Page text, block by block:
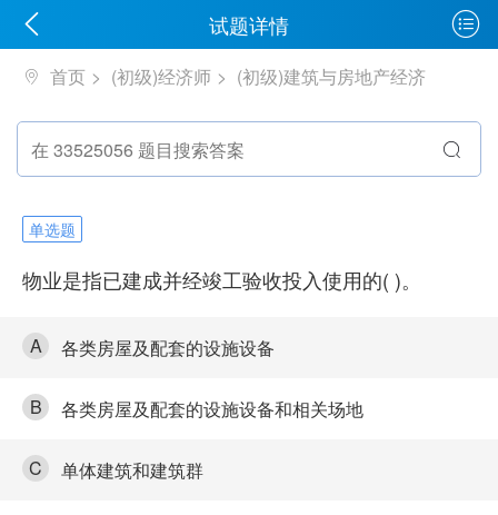
试题详情
首页 (初级)经济师 (初级)建筑与房地产经济
单选题
物业是指已建成并经竣工验收投入使用的( )。
A 各类房屋及配套的设施设备
B 各类房屋及配套的设施设备和相关场地
C 单体建筑和建筑群